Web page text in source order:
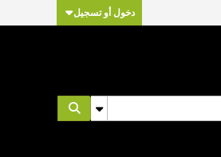
دخول أو تسجيل